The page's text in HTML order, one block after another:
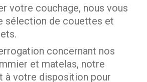
votre couchage, nous vous
sélection de couettes et
concernant nos
et matelas, notre
à votre disposition pour